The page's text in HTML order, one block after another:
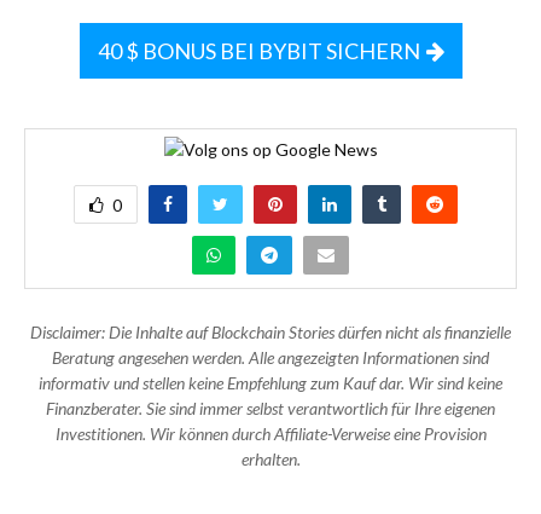
40 $ BONUS BEI BYBIT SICHERN
0
Disclaimer: Die Inhalte auf Blockchain Stories dürfen nicht als finanzielle
Beratung angesehen werden. Alle angezeigten Informationen sind
informativ und stellen keine Empfehlung zum Kauf dar. Wir sind keine
Finanzberater. Sie sind immer selbst verantwortlich für Ihre eigenen
Investitionen. Wir können durch Affiliate-Verweise eine Provision
erhalten.